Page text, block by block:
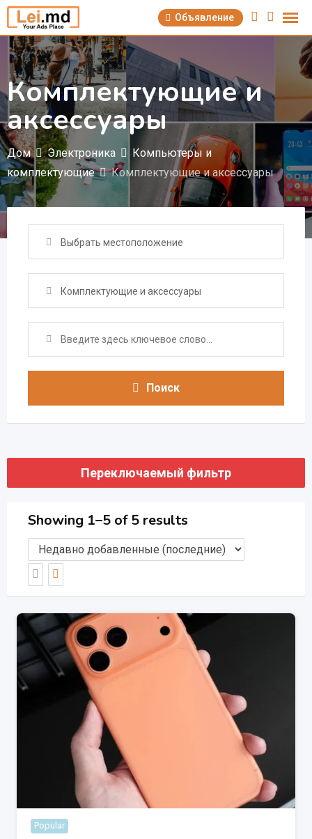
Перейти
содержимому
Объявление
Комплектующие и
аксессуары
Дом Электроника
Компьютеры и
комплектующие
Комплектующие и аксессуары
Выбрать местоположение
Комплектующие и аксессуары
Поиск
Переключаемый фильтр
Showing 1–5 of 5 results
Popular